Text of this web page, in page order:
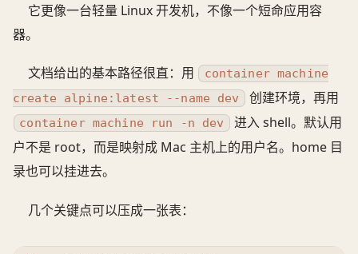
它更像一台轻量 Linux 开发机，不像一个短命应用容
器。
文档给出的基本路径很直：用
container machine
create alpine:latest --name dev
创建环境，再用
container machine run -n dev
进入 shell。默认用
户不是 root，而是映射成 Mac 主机上的用户名。home 目
录也可以挂进去。
几个关键点可以压成一张表：